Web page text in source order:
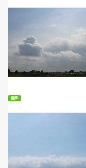
無料ダウンロード
無料